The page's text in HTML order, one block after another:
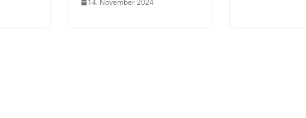
14. November 2024